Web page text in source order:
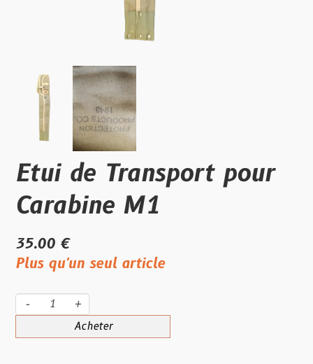
Etui de Transport pour
Carabine M1
35.00 €
Plus qu'un seul article
- +
Acheter